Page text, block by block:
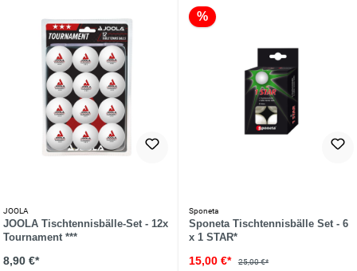
JOOLA
JOOLA Tischtennisbälle-Set - 12x
Tournament ***
8,90 €*
%
Sponeta
Sponeta Tischtennisbälle Set - 6
x 1 STAR*
15,00 €* 25,00 €*